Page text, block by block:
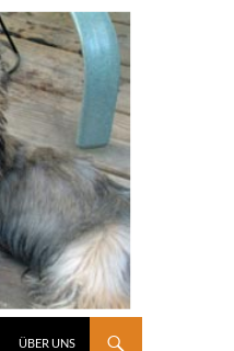
ÜBER UNS